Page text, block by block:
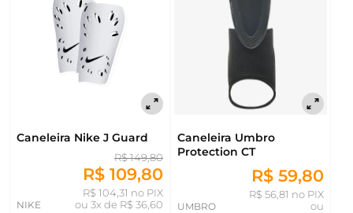
Caneleira Nike J Guard
R$ 149,80
R$ 109,80
R$ 104,31 no PIX
ou 3x de R$ 36,60
NIKE
Caneleira Umbro
Protection CT
R$ 59,80
R$ 56,81 no PIX
ou
UMBRO